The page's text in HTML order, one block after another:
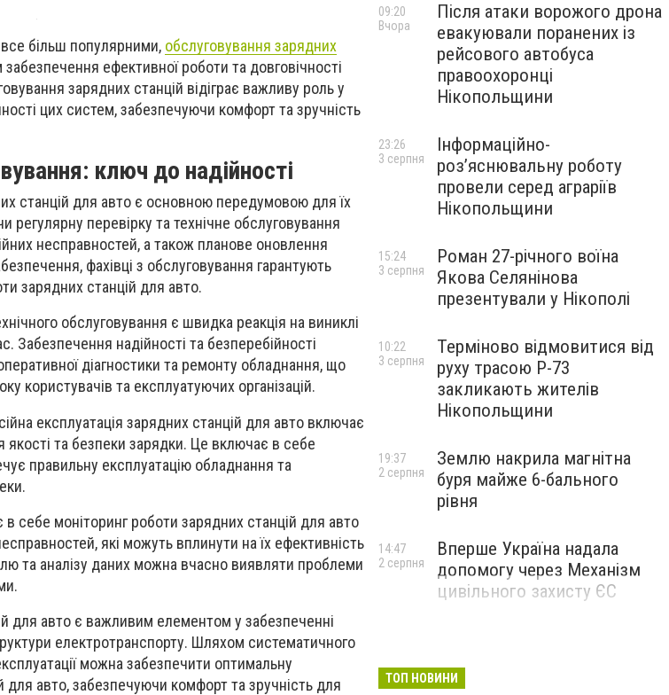
більш популярними, обслуговування зарядних
ефективної роботи та довговічності
зарядних станцій відіграє важливу роль у
цих систем, забезпечуючи комфорт та зручність
ключ до надійності
станцій для авто є основною передумовою для їх
регулярну перевірку та технічне обслуговування
несправностей, а також планове оновлення
фахівці з обслуговування гарантують
зарядних станцій для авто.
обслуговування є швидка реакція на виниклі
Забезпечення надійності та безперебійності
діагностики та ремонту обладнання, що
користувачів та експлуатуючих організацій.
експлуатація зарядних станцій для авто включає
та безпеки зарядки. Це включає в себе
правильну експлуатацію обладнання та
себе моніторинг роботи зарядних станцій для авто
які можуть вплинути на їх ефективність
та аналізу даних можна вчасно виявляти проблеми
для авто є важливим елементом у забезпеченні
електротранспорту. Шляхом систематичного
можна забезпечити оптимальну
для авто, забезпечуючи комфорт та зручність для
Після атаки ворожого дрона
евакуювали поранених із
рейсового автобуса
правоохоронці
Нікопольщини
09:20
Вчора
Інформаційно-
роз’яснювальну роботу
провели серед аграріїв
Нікопольщини
23:26
3 серпня
Роман 27-річного воїна
Якова Селянінова
презентували у Нікополі
15:24
3 серпня
Терміново відмовитися від
руху трасою Р-73
закликають жителів
Нікопольщини
10:22
3 серпня
Землю накрила магнітна
буря майже 6-бального
рівня
19:37
2 серпня
Вперше Україна надала
допомогу через Механізм
цивільного захисту ЄС
14:47
2 серпня
ТОП НОВИНИ